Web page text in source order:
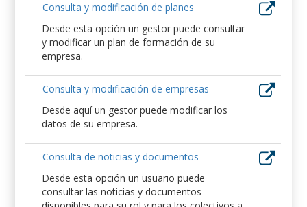
Consulta y modificación de planes
Desde esta opción un gestor puede consultar
y modificar un plan de formación de su
empresa.
Consulta y modificación de empresas
Desde aquí un gestor puede modificar los
datos de su empresa.
Consulta de noticias y documentos
Desde esta opción un usuario puede
consultar las noticias y documentos